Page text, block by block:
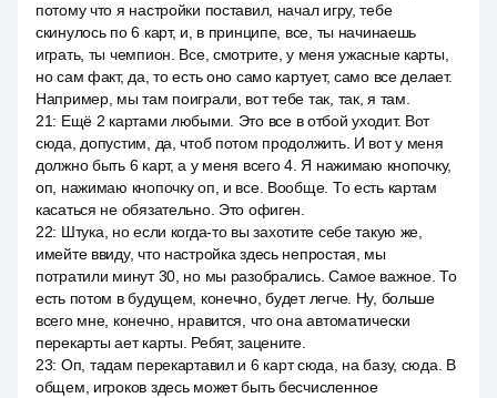
потому что я настройки поставил, начал игру, тебе
скинулось по 6 карт, и, в принципе, все, ты начинаешь
играть, ты чемпион. Все, смотрите, у меня ужасные карты,
но сам факт, да, то есть оно само картует, само все делает.
Например, мы там поиграли, вот тебе так, так, я там.
21: Ещё 2 картами любыми. Это все в отбой уходит. Вот
сюда, допустим, да, чтоб потом продолжить. И вот у меня
должно быть 6 карт, а у меня всего 4. Я нажимаю кнопочку,
оп, нажимаю кнопочку оп, и все. Вообще. То есть картам
касаться не обязательно. Это офиген.
22: Штука, но если когда-то вы захотите себе такую же,
имейте ввиду, что настройка здесь непростая, мы
потратили минут 30, но мы разобрались. Самое важное. То
есть потом в будущем, конечно, будет легче. Ну, больше
всего мне, конечно, нравится, что она автоматически
перекарты ает карты. Ребят, зацените.
23: Оп, тадам перекартавил и 6 карт сюда, на базу, сюда. В
общем, игроков здесь может быть бесчисленное